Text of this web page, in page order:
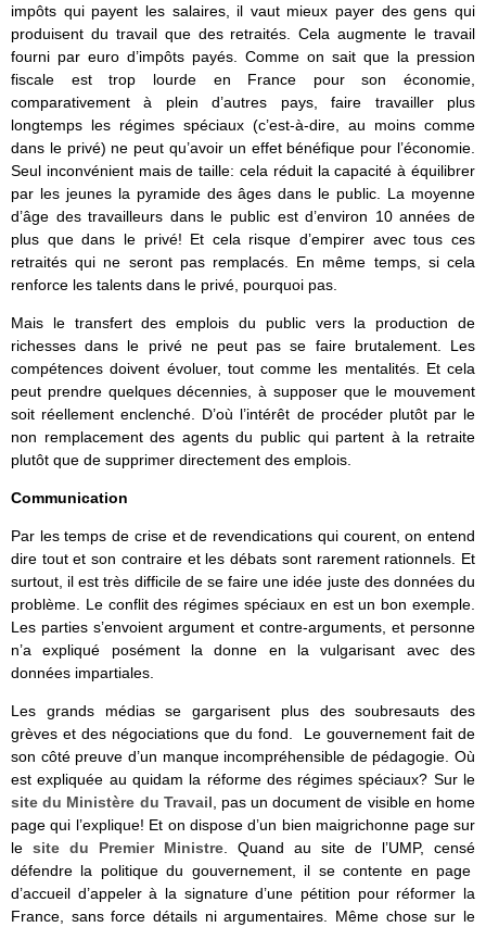
impôts qui payent les salaires, il vaut mieux payer des gens qui
produisent du travail que des retraités. Cela augmente le travail
fourni par euro d’impôts payés. Comme on sait que la pression
fiscale est trop lourde en France pour son économie,
comparativement à plein d’autres pays, faire travailler plus
longtemps les régimes spéciaux (c’est-à-dire, au moins comme
dans le privé) ne peut qu’avoir un effet bénéfique pour l’économie.
Seul inconvénient mais de taille: cela réduit la capacité à équilibrer
par les jeunes la pyramide des âges dans le public. La moyenne
d’âge des travailleurs dans le public est d’environ 10 années de
plus que dans le privé! Et cela risque d’empirer avec tous ces
retraités qui ne seront pas remplacés. En même temps, si cela
renforce les talents dans le privé, pourquoi pas.
Mais le transfert des emplois du public vers la production de
richesses dans le privé ne peut pas se faire brutalement. Les
compétences doivent évoluer, tout comme les mentalités. Et cela
peut prendre quelques décennies, à supposer que le mouvement
soit réellement enclenché. D’où l’intérêt de procéder plutôt par le
non remplacement des agents du public qui partent à la retraite
plutôt que de supprimer directement des emplois.
Communication
Par les temps de crise et de revendications qui courent, on entend
dire tout et son contraire et les débats sont rarement rationnels. Et
surtout, il est très difficile de se faire une idée juste des données du
problème. Le conflit des régimes spéciaux en est un bon exemple.
Les parties s’envoient argument et contre-arguments, et personne
n’a expliqué posément la donne en la vulgarisant avec des
données impartiales.
Les grands médias se gargarisent plus des soubresauts des
grèves et des négociations que du fond. Le gouvernement fait de
son côté preuve d’un manque incompréhensible de pédagogie. Où
est expliquée au quidam la réforme des régimes spéciaux? Sur le
site du Ministère du Travail , pas un document de visible en home
page qui l’explique! Et on dispose d’un bien maigrichonne page sur
le site du Premier Ministre . Quand au site de l’UMP, censé
défendre la politique du gouvernement, il se contente en page
d’accueil d’appeler à la signature d’une pétition pour réformer la
France, sans force détails ni argumentaires. Même chose sur le